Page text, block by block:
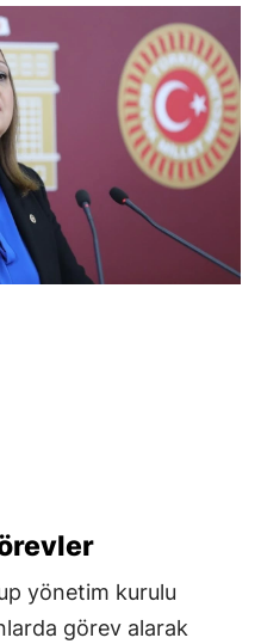
yönetim kurulu
görev alarak